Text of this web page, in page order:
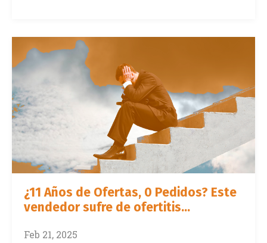
¿11 Años de Ofertas, 0 Pedidos? Este
vendedor sufre de ofertitis...
Feb 21, 2025